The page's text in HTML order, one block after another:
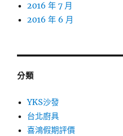
2016 年 7 月
2016 年 6 月
分類
YKS沙發
台北廚具
喜鴻假期評價